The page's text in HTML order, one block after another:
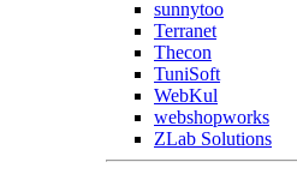
sunnytoo
Terranet
Thecon
TuniSoft
WebKul
webshopworks
ZLab Solutions